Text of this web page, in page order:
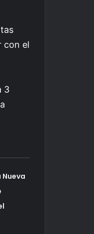
con el
3
Nueva